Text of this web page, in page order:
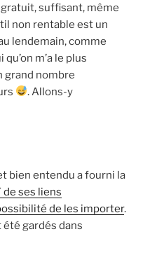
suffisant, même
non rentable est un
lendemain, comme
m’a le plus
grand nombre
. Allons-y
bien entendu a fourni la
de ses liens
de les importer.
gardés dans